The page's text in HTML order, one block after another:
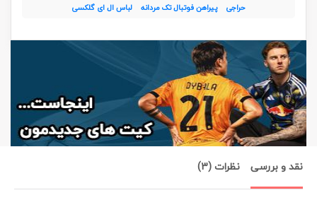
حراجی پیراهن فوتبال تک مردانه لباس ال ای گلکسی
نقد و بررسی نظرات (3)